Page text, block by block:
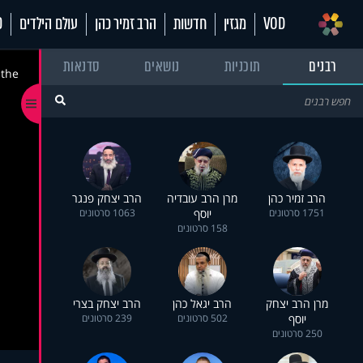
VOD מגזין חדשות הרב זמיר כהן עולם הילדים
רבנים תוכניות נושאים סדנאות
הרב זמיר כהן
1751 סרטונים
מרן הרב עובדיה
יוסף
158 סרטונים
הרב יצחק פנגר
1063 סרטונים
מרן הרב יצחק
יוסף
250 סרטונים
הרב יגאל כהן
502 סרטונים
הרב יצחק בצרי
239 סרטונים